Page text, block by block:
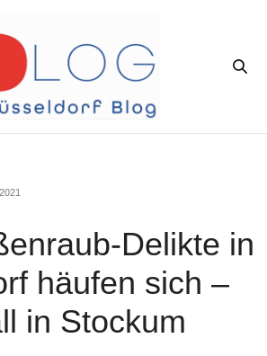
Delikte in
häufen sich –
in Stockum